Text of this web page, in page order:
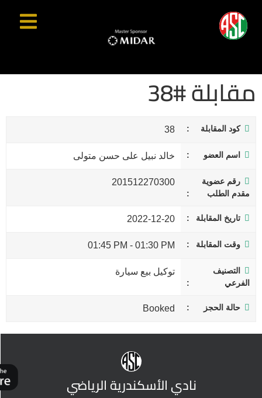
مقابلة #38
كود المقابلة 38
اسم العضو خالد نبيل على حسن متولى
رقم عضوية
مقدم الطلب
201512270300
تاريخ المقابلة 2022-12-20
وقت المقابلة 01:30 PM
-
01:45 PM
التصنيف
الفرعي
توكيل بيع سيارة
حالة الحجز Booked
نادي الأسكندرية الرياضي